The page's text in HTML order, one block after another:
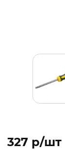
327 p/шт